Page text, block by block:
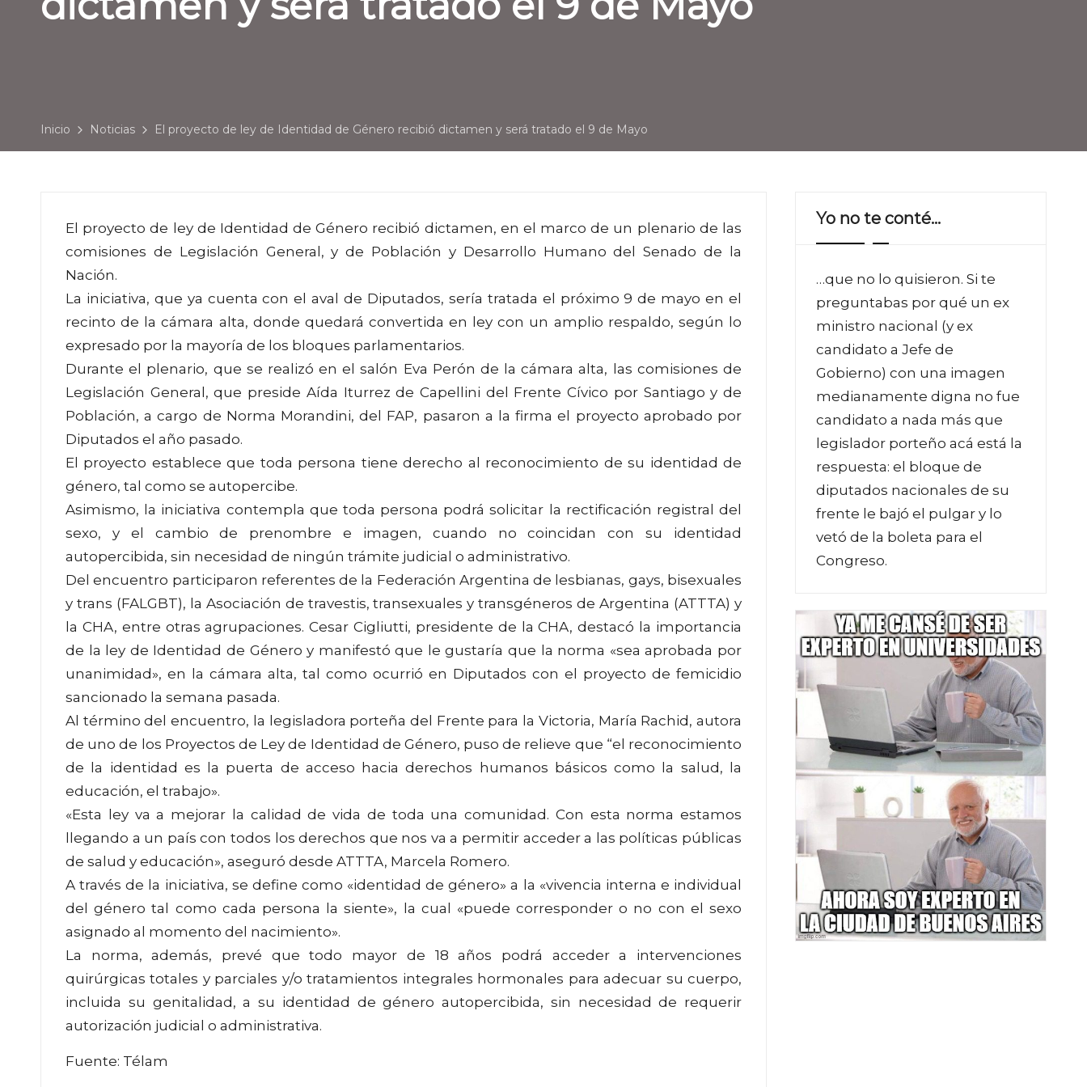
Inicio Noticias El proyecto de ley de Identidad de Género recibió dictamen y será tratado el 9 de Mayo
El proyecto de ley de Identidad de Género recibió dictamen, en el marco de un plenario de las
comisiones de Legislación General, y de Población y Desarrollo Humano del Senado de la
Nación.
La iniciativa, que ya cuenta con el aval de Diputados, sería tratada el próximo 9 de mayo en el
recinto de la cámara alta, donde quedará convertida en ley con un amplio respaldo, según lo
expresado por la mayoría de los bloques parlamentarios.
Durante el plenario, que se realizó en el salón Eva Perón de la cámara alta, las comisiones de
Legislación General, que preside Aída Iturrez de Capellini del Frente Cívico por Santiago y de
Población, a cargo de Norma Morandini, del FAP, pasaron a la firma el proyecto aprobado por
Diputados el año pasado.
El proyecto establece que toda persona tiene derecho al reconocimiento de su identidad de
género, tal como se autopercibe.
Asimismo, la iniciativa contempla que toda persona podrá solicitar la rectificación registral del
sexo, y el cambio de prenombre e imagen, cuando no coincidan con su identidad
autopercibida, sin necesidad de ningún trámite judicial o administrativo.
Del encuentro participaron referentes de la Federación Argentina de lesbianas, gays, bisexuales
y trans (FALGBT), la Asociación de travestis, transexuales y transgéneros de Argentina (ATTTA) y
la CHA, entre otras agrupaciones. Cesar Cigliutti, presidente de la CHA, destacó la importancia
de la ley de Identidad de Género y manifestó que le gustaría que la norma «sea aprobada por
unanimidad», en la cámara alta, tal como ocurrió en Diputados con el proyecto de femicidio
sancionado la semana pasada.
Al término del encuentro, la legisladora porteña del Frente para la Victoria, María Rachid, autora
de uno de los Proyectos de Ley de Identidad de Género, puso de relieve que “el reconocimiento
de la identidad es la puerta de acceso hacia derechos humanos básicos como la salud, la
educación, el trabajo».
«Esta ley va a mejorar la calidad de vida de toda una comunidad. Con esta norma estamos
llegando a un país con todos los derechos que nos va a permitir acceder a las políticas públicas
de salud y educación», aseguró desde ATTTA, Marcela Romero.
A través de la iniciativa, se define como «identidad de género» a la «vivencia interna e individual
del género tal como cada persona la siente», la cual «puede corresponder o no con el sexo
asignado al momento del nacimiento».
La norma, además, prevé que todo mayor de 18 años podrá acceder a intervenciones
quirúrgicas totales y parciales y/o tratamientos integrales hormonales para adecuar su cuerpo,
incluida su genitalidad, a su identidad de género autopercibida, sin necesidad de requerir
autorización judicial o administrativa.
Fuente: Télam
Yo no te conté…
…que no lo quisieron. Si te
preguntabas por qué un ex
ministro nacional (y ex
candidato a Jefe de
Gobierno) con una imagen
medianamente digna no fue
candidato a nada más que
legislador porteño acá está la
respuesta: el bloque de
diputados nacionales de su
frente le bajó el pulgar y lo
vetó de la boleta para el
Congreso.